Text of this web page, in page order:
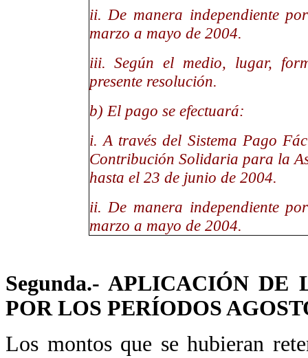
ii. De manera independiente
marzo a mayo de 2004.
iii. Según el medio, lugar,
presente resolución.
b) El pago se efectuará:
i. A través del Sistema Pago
Contribución Solidaria para la
hasta el 23 de junio de 2004.
ii. De manera independiente
marzo a mayo de 2004.
Segunda.- APLICACIÓN DE
POR LOS PERÍODOS
Los montos que se hubieran